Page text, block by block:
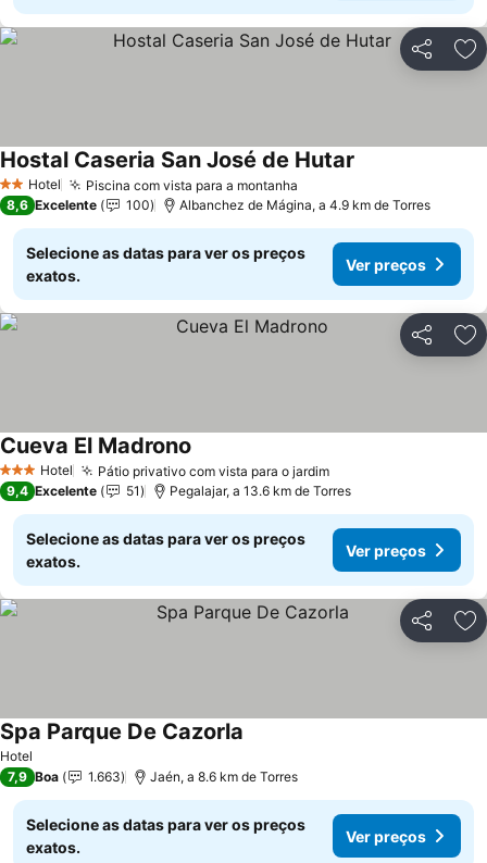
Partilhar
2 Estrelas
Hotel Piscina com vista para a montanha
Hostal Caseria San José de Hutar
8,6 Excelente 100 Albanchez de Mágina, a 4.9 km de Torres
Selecione as datas para ver os preços
exatos.
Ver preços
Partilhar
3 EstrelasHotel Pátio privativo com vista para o jardim
Cueva El Madrono
9,4 Excelente 51 Pegalajar, a 13.6 km de Torres
Selecione as datas para ver os preços
exatos.
Ver preços
Partilhar
Hotel
Spa Parque De Cazorla
7,9 Boa 1.663 Jaén, a 8.6 km de Torres
Selecione as datas para ver os preços
exatos.
Ver preços